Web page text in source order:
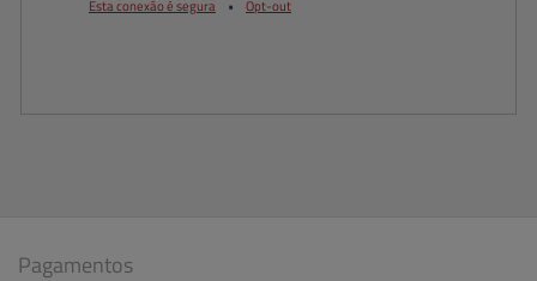
Esta conexão é segura • Opt-out
Pagamentos